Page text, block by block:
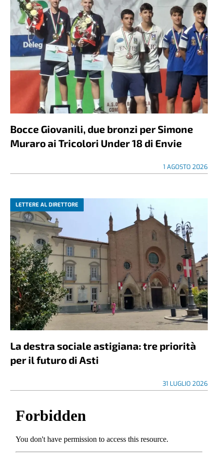
Bocce Giovanili, due bronzi per Simone
Muraro ai Tricolori Under 18 di Envie
1 AGOSTO 2026
LETTERE AL DIRETTORE
La destra sociale astigiana: tre priorità
per il futuro di Asti
31 LUGLIO 2026